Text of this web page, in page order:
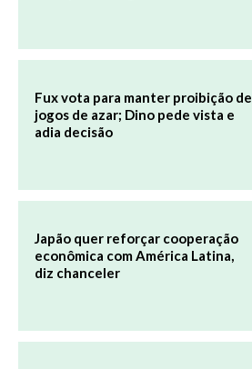
Fux vota para manter proibição de
jogos de azar; Dino pede vista e
adia decisão
Japão quer reforçar cooperação
econômica com América Latina,
diz chanceler